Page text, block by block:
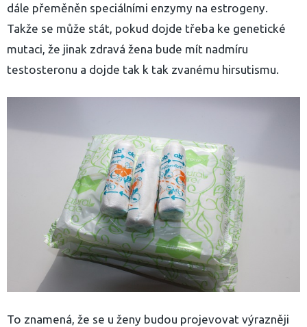
dále přeměněn speciálními enzymy na estrogeny.
Takže se může stát, pokud dojde třeba ke genetické
mutaci, že jinak zdravá žena bude mít nadmíru
testosteronu a dojde tak k tak zvanému hirsutismu.
To znamená, že se u ženy budou projevovat výrazněji